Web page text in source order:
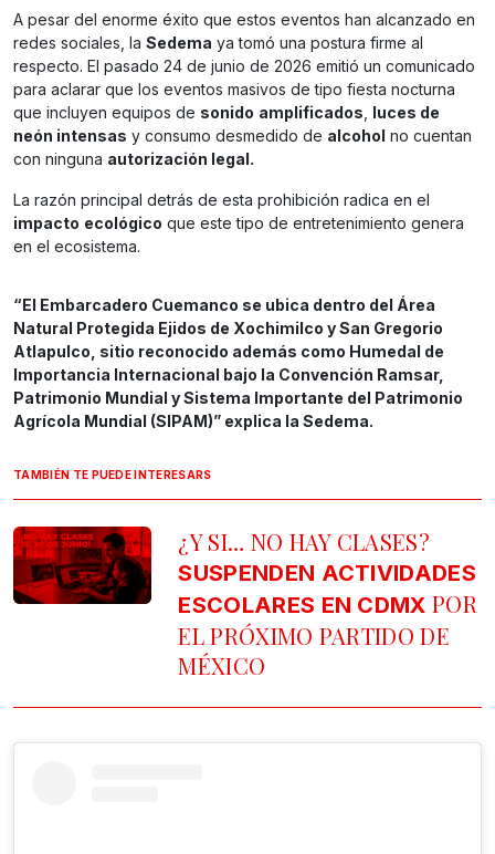
A pesar del enorme éxito que estos eventos han alcanzado en
redes sociales, la Sedema ya tomó una postura firme al
respecto. El pasado 24 de junio de 2026 emitió un comunicado
para aclarar que los eventos masivos de tipo fiesta nocturna
que incluyen equipos de sonido amplificados luces de
neón intensas y consumo desmedido de alcohol no cuentan
con ninguna autorización legal.
La razón principal detrás de esta prohibición radica en el
impacto ecológico que este tipo de entretenimiento genera
en el ecosistema.
“El Embarcadero Cuemanco se ubica dentro del Área
Natural Protegida Ejidos de Xochimilco y San Gregorio
Atlapulco, sitio reconocido además como Humedal de
Importancia Internacional bajo la Convención Ramsar,
Patrimonio Mundial y Sistema Importante del Patrimonio
Agrícola Mundial (SIPAM)” explica la Sedema.
TAMBIÉN TE PUEDE INTERESARS
¿Y SI… NO HAY CLASES?
SUSPENDEN ACTIVIDADES
ESCOLARES EN CDMX POR
EL PRÓXIMO PARTIDO DE
MÉXICO